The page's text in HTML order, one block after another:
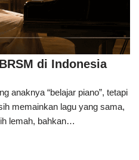
di Indonesia
anaknya “belajar piano”, tetapi
memainkan lagu yang sama,
lemah, bahkan…